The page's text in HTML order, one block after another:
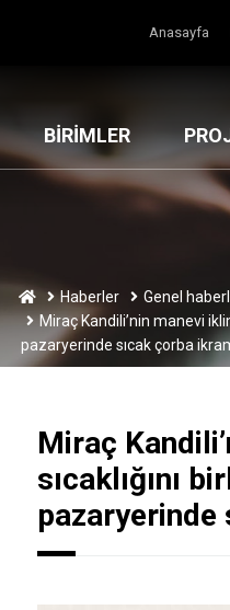
Anasayfa
BİRİMLER
Haberler
Genel
Miraç Kandili’nin manevi
pazaryerinde sıcak çorba
Miraç
sıcaklığını
pazaryerinde